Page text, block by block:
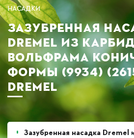
НАСАДКИ
ЗАЗУБРЕННАЯ
DREMEL ИЗ
ВОЛЬФРАМА
ФОРМЫ (9934)
DREMEL
Зазубренная насадка